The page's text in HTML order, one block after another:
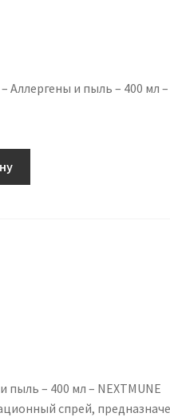
Аллергены и пыль – 400 мл –
пыль – 400 мл – NEXTMUNE
спрей,